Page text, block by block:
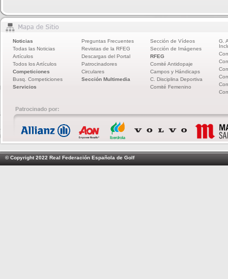
Noticias
Todas las Noticias
Artículos
Todos los Artículos
Competiciones
Busq. Competiciones
Servicios
Preguntas Frecuentes
Revistas de la RFEG
Descargas del Portal
Patrocinadores
Circulares
Sección Multimedia
Sección de Vídeos
Sección de Imágenes
RFEG
Comité Antidopaje
Campos y Hándicaps
C. Disciplina Deportiva
Comité Femenino
G.
© Copyright 2022 Real Federación Española de Golf